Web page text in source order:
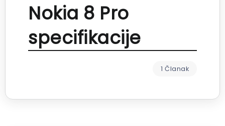
Nokia 8 Pro
specifikacije
1 Članak